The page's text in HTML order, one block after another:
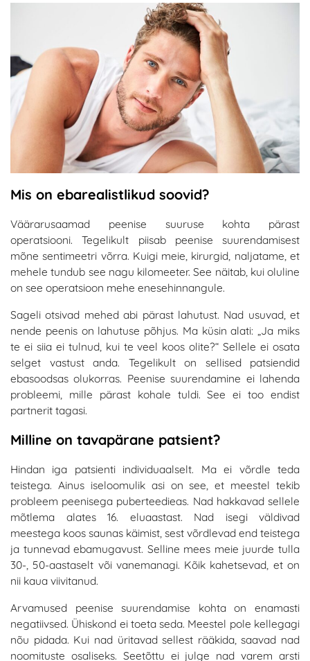
Mis on ebarealistlikud soovid?
Väärarusaamad peenise suuruse kohta pärast
operatsiooni. Tegelikult piisab peenise suurendamisest
mõne sentimeetri võrra. Kuigi meie, kirurgid, naljatame, et
mehele tundub see nagu kilomeeter. See näitab, kui oluline
on see operatsioon mehe enesehinnangule.
Sageli otsivad mehed abi pärast lahutust. Nad usuvad, et
nende peenis on lahutuse põhjus. Ma küsin alati: „Ja miks
te ei siia ei tulnud, kui te veel koos olite?“ Sellele ei osata
selget vastust anda. Tegelikult on sellised patsiendid
ebasoodsas olukorras. Peenise suurendamine ei lahenda
probleemi, mille pärast kohale tuldi. See ei too endist
partnerit tagasi.
Milline on tavapärane patsient?
Hindan iga patsienti individuaalselt. Ma ei võrdle teda
teistega. Ainus iseloomulik asi on see, et meestel tekib
probleem peenisega puberteedieas. Nad hakkavad sellele
mõtlema alates 16. eluaastast. Nad isegi väldivad
meestega koos saunas käimist, sest võrdlevad end teistega
ja tunnevad ebamugavust. Selline mees meie juurde tulla
30-, 50-aastaselt või vanemanagi. Kõik kahetsevad, et on
nii kaua viivitanud.
Arvamused peenise suurendamise kohta on enamasti
negatiivsed. Ühiskond ei toeta seda. Meestel pole kellegagi
nõu pidada. Kui nad üritavad sellest rääkida, saavad nad
noomituste osaliseks. Seetõttu ei julge nad varem arsti